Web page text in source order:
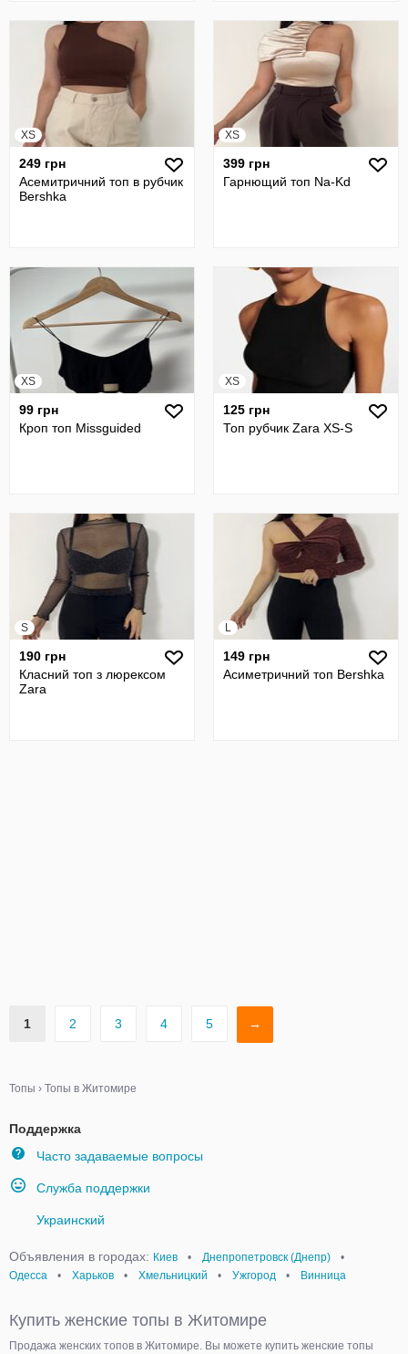
XS
249 грн
Асемитричний топ в рубчик
Bershka
XS
399 грн
Гарнющий топ Na-Kd
XS
99 грн
Кроп топ Missguided
XS
125 грн
Топ рубчик Zara XS-S
S
190 грн
Класний топ з люрексом
Zara
L
149 грн
Асиметричний топ Bershka
1 2 3 4 5 →
Топы › Топы в Житомире
Поддержка
Часто задаваемые вопросы
Служба поддержки
Украинский
Объявления в городах: Киев • Днепропетровск (Днепр)
•
Одесса
• Харьков • Хмельницкий • Ужгород • Винница
Купить женские топы в Житомире
Продажа женских топов в Житомире. Вы можете купить женские топы